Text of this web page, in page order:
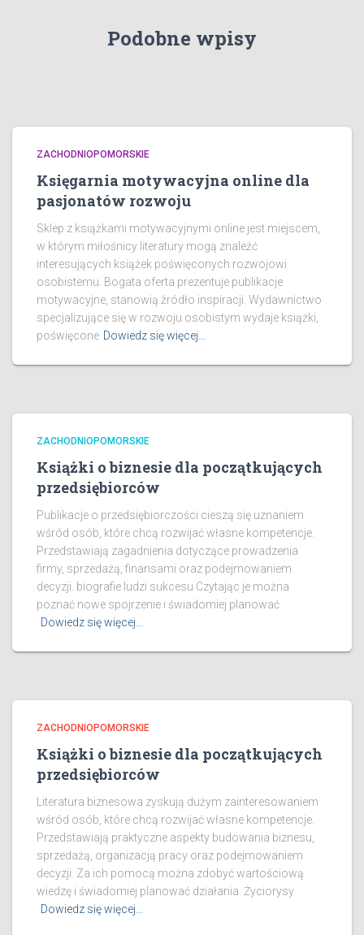
Podobne wpisy
ZACHODNIOPOMORSKIE
Księgarnia motywacyjna online dla
pasjonatów rozwoju
Sklep z książkami motywacyjnymi online jest miejscem,
w którym miłośnicy literatury mogą znaleźć
interesujących książek poświęconych rozwojowi
osobistemu. Bogata oferta prezentuje publikacje
motywacyjne, stanowią źródło inspiracji. Wydawnictwo
specjalizujące się w rozwoju osobistym wydaje książki,
poświęcone Dowiedz się więcej…
ZACHODNIOPOMORSKIE
Książki o biznesie dla początkujących
przedsiębiorców
Publikacje o przedsiębiorczości cieszą się uznaniem
wśród osób, które chcą rozwijać własne kompetencje.
Przedstawiają zagadnienia dotyczące prowadzenia
firmy, sprzedażą, finansami oraz podejmowaniem
decyzji. biografie ludzi sukcesu Czytając je można
poznać nowe spojrzenie i świadomiej planować
Dowiedz się więcej…
ZACHODNIOPOMORSKIE
Książki o biznesie dla początkujących
przedsiębiorców
Literatura biznesowa zyskują dużym zainteresowaniem
wśród osób, które chcą rozwijać własne kompetencje.
Przedstawiają praktyczne aspekty budowania biznesu,
sprzedażą, organizacją pracy oraz podejmowaniem
decyzji. Za ich pomocą można zdobyć wartościową
wiedzę i świadomiej planować działania. Życiorysy
Dowiedz się więcej…